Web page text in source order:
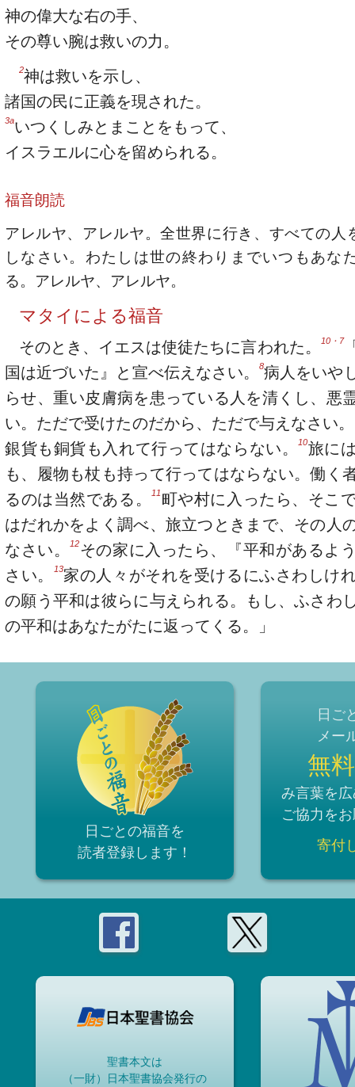
神の偉大な右の手、
その尊い腕は救いの力。
2神は救いを示し、
諸国の民に正義を現された。
3aいつくしみとまことをもって、
イスラエルに心を留められる。
福音朗読
アレルヤ、アレルヤ。全世界に行き、すべての人
しなさい。わたしは世の終わりまでいつもあな
る。アレルヤ、アレルヤ。
マタイによる福音
そのとき、イエスは使徒たちに言われた。 10・7
国は近づいた』と宣べ伝えなさい。8病人をいや
らせ、重い皮膚病を患っている人を清くし、悪
い。ただで受けたのだから、ただで与えなさい。
銀貨も銅貨も入れて行ってはならない。10旅に
も、履物も杖も持って行ってはならない。働く
るのは当然である。11 町や村に入ったら、そこ
はだれかをよく調べ、旅立つときまで、その人
なさい。12その家に入ったら、『平和があるよ
さい。
13家の人々がそれを受けるにふさわしけ
の願う平和は彼らに与えられる。もし、ふさわ
の平和はあなたがたに返ってくる。」
日ごとの福音を
読者登録 します！
日ご
メー
無料
み言葉を
ご協力を
寄付
聖書本文は
（一財）日本聖書協会発行の